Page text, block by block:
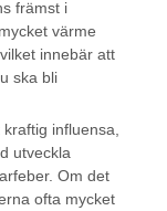
främst i
värme
innebär att
ska bli
influensa,
utveckla
Om det
ofta mycket